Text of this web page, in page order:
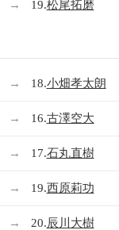
→ 19.松尾拓磨
→ 18.小畑孝太朗
→ 16.古澤空大
→ 17.石丸直樹
→ 19.西原莉功
→ 20.辰川大樹